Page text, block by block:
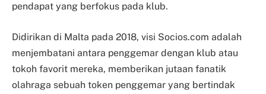
pendapat yang berfokus pada klub.
Didirikan di Malta pada 2018, visi Socios.com adalah
menjembatani antara penggemar dengan klub atau
tokoh favorit mereka, memberikan jutaan fanatik
olahraga sebuah token penggemar yang bertindak